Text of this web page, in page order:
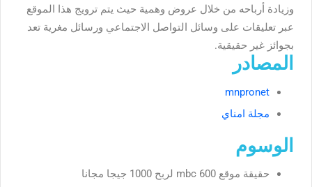
وزيادة أرباحه من خلال عروض وهمية حيث يتم ترويج هذا الموقع
عبر تعليقات على وسائل التواصل الاجتماعي ورسائل مغرية تعد
بجوائز غير حقيقية.
المصادر
mnpronet
مجلة امناي
الوسوم
حقيقة موقع mbc 600 لربح 1000 جيجا مجانا